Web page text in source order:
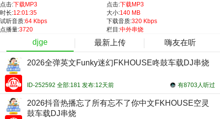
点击:下载MP3 点击:下载MP3
时长:12:01:35 大小:140 MB
试听音质:64 Kbps 下载音质:320 Kbps
点播量:3720 栏目:中外串烧
djge 最新上传 嗨友在听
2026全弹英文Funky迷幻FKHOUSE咚鼓车载DJ串烧
有8703人听过
ID-252592 全部:181 发布:12天前
2026抖音热播忘了所有忘不了你中文FKHOUSE空灵
鼓车载DJ串烧